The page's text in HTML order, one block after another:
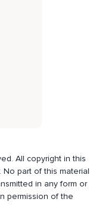
loslässt.
All copyright in this
No part of this material
in any form or
permission of the